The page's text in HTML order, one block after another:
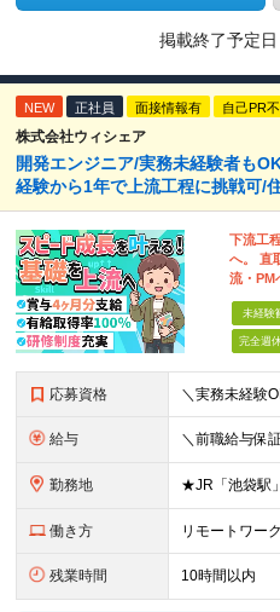
掲載終了予定日
NEW 正社員 面接情報有 自己PR
株式会社ウィシェア
開発エンジニア/実務未経験者も
経験から1年で上流工程に挑戦可/
下流工
へ。 直
流・PM
未経験
完全週
応募資格
給与
勤務地
働き方 リモートワー
残業時間 10時間以内